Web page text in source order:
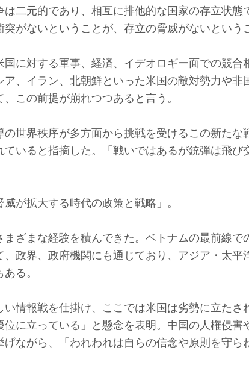
は二元的であり、相互に排他的な国家の存立状態
がないということが、存立の脅威がないという
に対する軍事、経済、イデオロギー面での競合
ア、イラン、北朝鮮といった米国の敵対勢力や非
この前提が崩れつつあると言う。
世界秩序が多方面から挑戦を受けるこの新たな
ていると指摘した。「戦いではあるが銃弾は飛び
が拡大する時代の政策と戦略」。
ざまな経験を積んできた。ベトナムの最前線で
、政界、政府機関にも通じており、アジア・太平
る。
情報戦を仕掛け、ここでは米国は劣勢に立たさ
位に立っている」と懸念を表明。中国の人権侵害
ながら、「われわれは自らの信念や原則を守ら